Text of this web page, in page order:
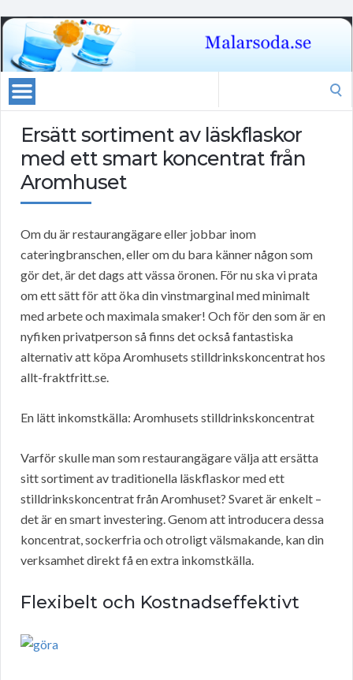
Ersätt sortiment av läskflaskor
med ett smart koncentrat från
Aromhuset
Om du är restaurangägare eller jobbar inom
cateringbranschen, eller om du bara känner någon som
gör det, är det dags att vässa öronen. För nu ska vi prata
om ett sätt för att öka din vinstmarginal med minimalt
med arbete och maximala smaker! Och för den som är en
nyfiken privatperson så finns det också fantastiska
alternativ att köpa Aromhusets stilldrinkskoncentrat hos
allt-fraktfritt.se.
En lätt inkomstkälla: Aromhusets stilldrinkskoncentrat
Varför skulle man som restaurangägare välja att ersätta
sitt sortiment av traditionella läskflaskor med ett
stilldrinkskoncentrat från Aromhuset? Svaret är enkelt –
det är en smart investering. Genom att introducera dessa
koncentrat, sockerfria och otroligt välsmakande, kan din
verksamhet direkt få en extra inkomstkälla.
Flexibelt och Kostnadseffektivt